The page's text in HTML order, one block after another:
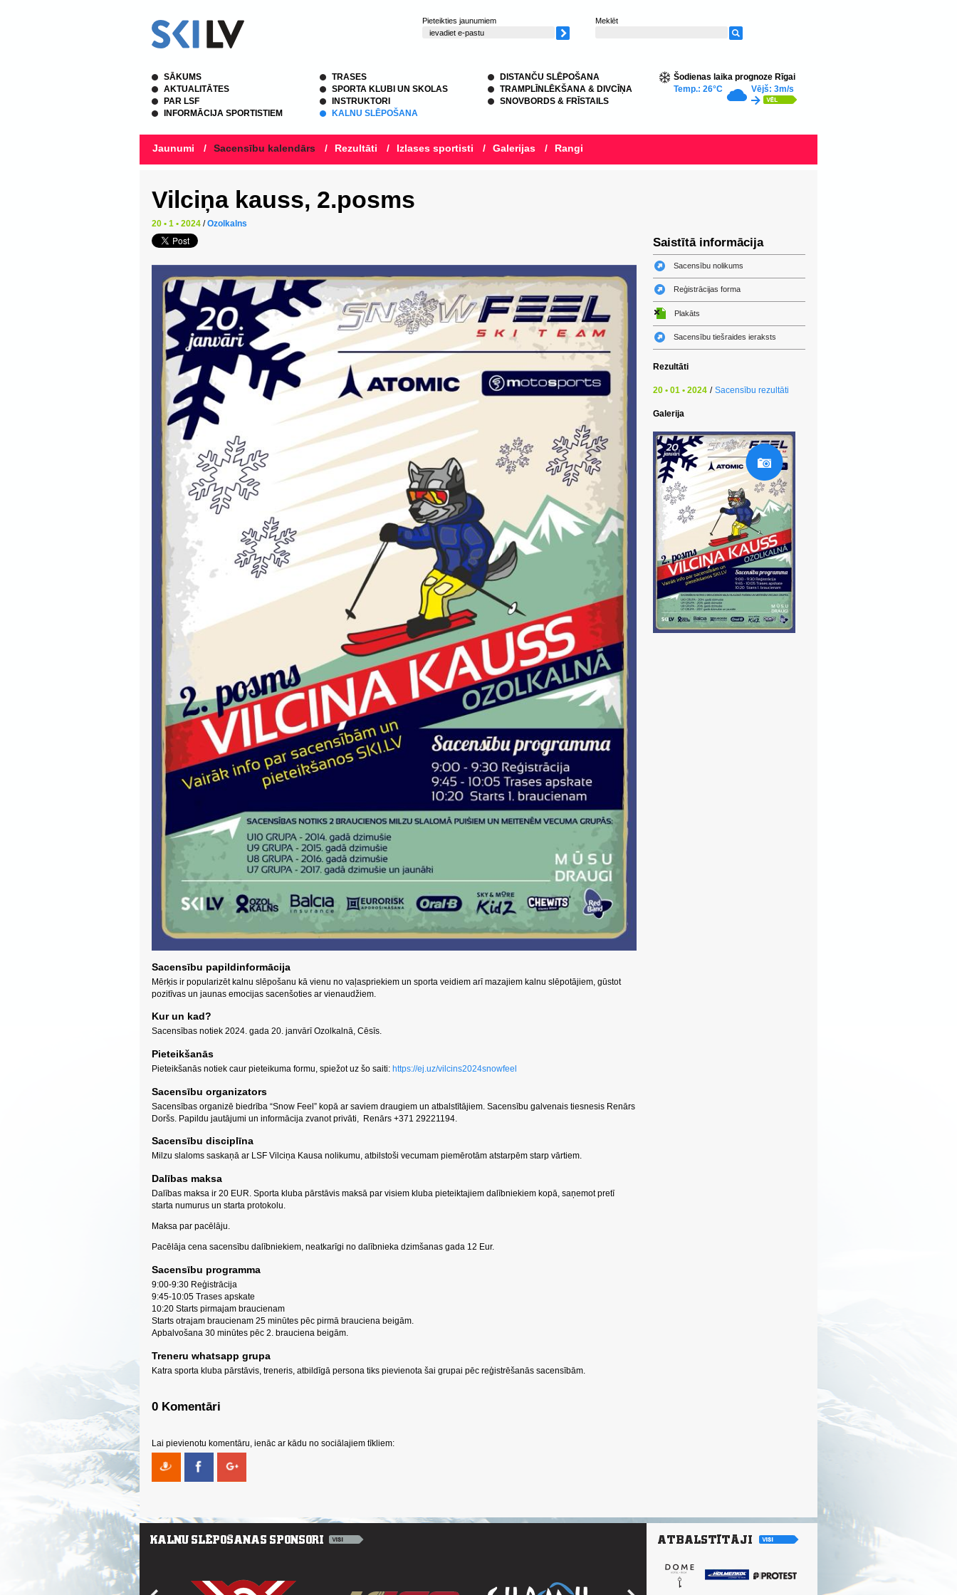
Pieteikties jaunumiem Meklēt
SĀKUMS
AKTUALITĀTES
PAR LSF
INFORMĀCIJA SPORTISTIEM
TRASES
SPORTA KLUBI UN SKOLAS
INSTRUKTORI
KALNU SLĒPOŠANA
DISTANČU SLĒPOŠANA
TRAMPLĪNLĒKŠANA & DIVCĪŅA
SNOVBORDS & FRĪSTAILS
Šodienas laika prognoze Rīgai
Temp.: 26°C
Vējš: 3m/s
Jaunumi / Sacensību kalendārs / Rezultāti / Izlases sportisti / Galerijas / Rangi
Vilciņa kauss, 2.posms
20 • 1 • 2024 /Ozolkalns
Sacensību papildinformācija
Mērķis ir popularizēt kalnu slēpošanu kā vienu no vaļaspriekiem un sporta veidiem arī mazajiem kalnu slēpotājiem, gūstot
pozitīvas un jaunas emocijas sacenšoties ar vienaudžiem.
Kur un kad?
Sacensības notiek 2024. gada 20. janvārī Ozolkalnā, Cēsīs.
Pieteikšanās
Pieteikšanās notiek caur pieteikuma formu, spiežot uz šo saiti: https://ej.uz/vilcins2024snowfeel
Sacensību organizators
Sacensības organizē biedrība “Snow Feel” kopā ar saviem draugiem un atbalstītājiem. Sacensību galvenais tiesnesis Renārs
Doršs. Papildu jautājumi un informācija zvanot privāti, Renārs +371 29221194.
Sacensību disciplīna
Milzu slaloms saskaņā ar LSF Vilciņa Kausa nolikumu, atbilstoši vecumam piemērotām atstarpēm starp vārtiem.
Dalības maksa
Dalības maksa ir 20 EUR. Sporta kluba pārstāvis maksā par visiem kluba pieteiktajiem dalībniekiem kopā, saņemot pretī
starta numurus un starta protokolu.
Maksa par pacēlāju.
Pacēlāja cena sacensību dalībniekiem, neatkarīgi no dalībnieka dzimšanas gada 12 Eur.
Sacensību programma
9:00-9:30 Reģistrācija
9:45-10:05 Trases apskate
10:20 Starts pirmajam braucienam
Starts otrajam braucienam 25 minūtes pēc pirmā brauciena beigām.
Apbalvošana 30 minūtes pēc 2. brauciena beigām.
Treneru whatsapp grupa
Katra sporta kluba pārstāvis, treneris, atbildīgā persona tiks pievienota šai grupai pēc reģistrēšanās sacensībām.
0 Komentāri
Lai pievienotu komentāru, ienāc ar kādu no sociālajiem tīkliem:
Saistītā informācija
Sacensību nolikums
Reģistrācijas forma
Plakāts
Sacensību tiešraides ieraksts
Rezultāti
20 • 01 • 2024 / Sacensību rezultāti
Galerija